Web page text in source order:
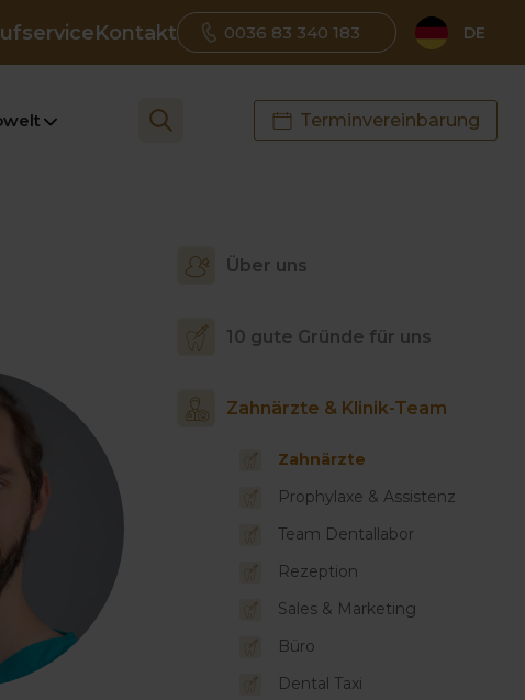
Kontakt 0036 83 340 183 DE
Terminvereinbarung
Über uns
10 gute Gründe für uns
Zahnärzte & Klinik-Team
Zahnärzte
Prophylaxe & Assistenz
Team Dentallabor
Rezeption
Sales & Marketing
Büro
Dental Taxi